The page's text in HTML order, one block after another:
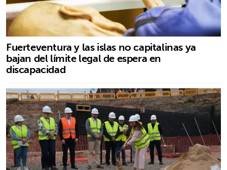
Fuerteventura y las islas no capitalinas ya
bajan del límite legal de espera en
discapacidad